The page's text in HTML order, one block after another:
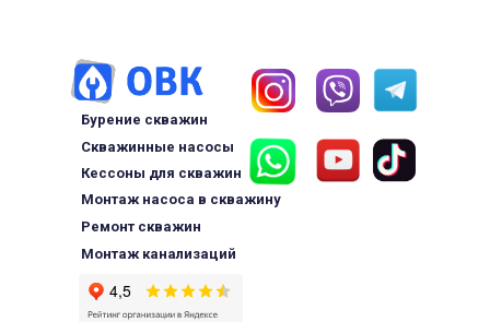
Бурение скважин
Скважинные насосы
Кессоны для скважин
Ремонт скважин
Монтаж насоса в скважину
Монтаж канализаций